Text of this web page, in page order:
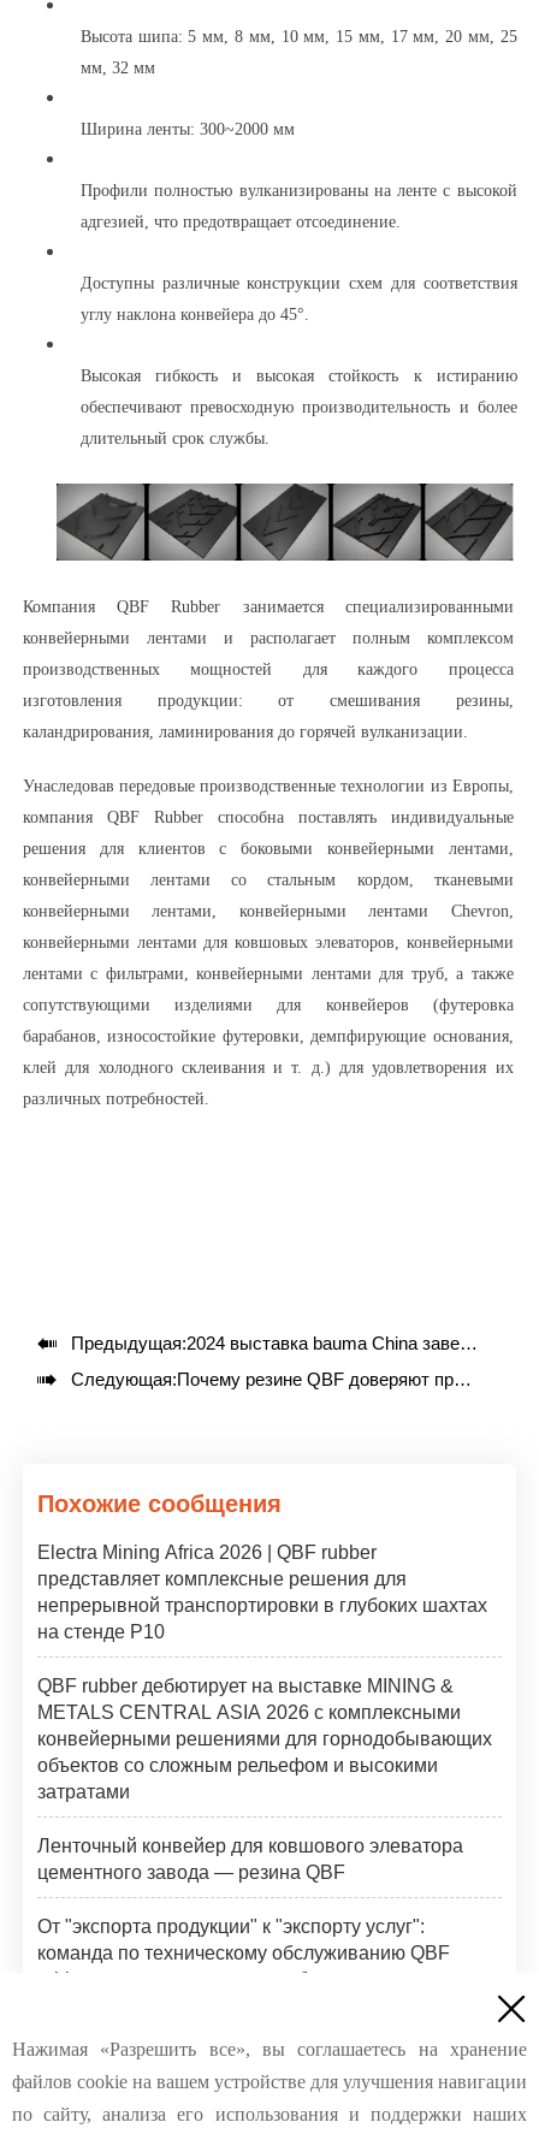
Высота шипа: 5 мм, 8 мм, 10 мм, 15 мм, 17 мм, 20 мм, 25
мм, 32 мм
Ширина ленты: 300~2000 мм
Профили полностью вулканизированы на ленте с высокой
адгезией, что предотвращает отсоединение.
Доступны различные конструкции схем для соответствия
углу наклона конвейера до 45°.
Высокая гибкость и высокая стойкость к истиранию
обеспечивают превосходную производительность и более
длительный срок службы.
Компания QBF Rubber занимается специализированными
конвейерными лентами и располагает полным комплексом
производственных мощностей для каждого процесса
изготовления продукции: от смешивания резины,
каландрирования, ламинирования до горячей вулканизации.
Унаследовав передовые производственные технологии из Европы,
компания QBF Rubber способна поставлять индивидуальные
решения для клиентов с боковыми конвейерными лентами,
конвейерными лентами со стальным кордом, тканевыми
конвейерными лентами, конвейерными лентами Chevron,
конвейерными лентами для ковшовых элеваторов, конвейерными
лентами с фильтрами, конвейерными лентами для труб, а также
сопутствующими изделиями для конвейеров (футеровка
барабанов, износостойкие футеровки, демпфирующие основания,
клей для холодного склеивания и т. д.) для удовлетворения их
различных потребностей.
 Предыдущая:2024 выставка bauma China завершилась успешно, увидимся на bauma Munich 2025
 Следующая:Почему резине QBF доверяют при производстве боковин с крутым уклоном?
Похожие сообщения
Electra Mining Africa 2026 | QBF rubber
представляет комплексные решения для
непрерывной транспортировки в глубоких шахтах
на стенде P10
QBF rubber дебютирует на выставке MINING &
METALS CENTRAL ASIA 2026 с комплексными
конвейерными решениями для горнодобывающих
объектов со сложным рельефом и высокими
затратами
Ленточный конвейер для ковшового элеватора
цементного завода — резина QBF
От "экспорта продукции" к "экспорту услуг":
команда по техническому обслуживанию QBF
rubber завершает инспекции боковых стенок
Компания QBF Rubber проводит практическое
обучение по соединению высокопрочной стальной
кордной ленты

Нажимая «Разрешить все», вы соглашаетесь на хранение
файлов cookie на вашем устройстве для улучшения навигации
по сайту, анализа его использования и поддержки наших